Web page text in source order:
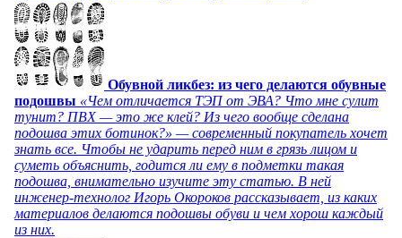
Обувной ликбез: из чего делаются обувные
подошвы «Чем отличается ТЭП от ЭВА? Что мне сулит
тунит? ПВХ — это же клей? Из чего вообще сделана
подошва этих ботинок?» — современный покупатель хочет
знать все. Чтобы не ударить перед ним в грязь лицом и
суметь объяснить, годится ли ему в подметки такая
подошва, внимательно изучите эту статью. В ней
инженер-технолог Игорь Окороков рассказывает, из каких
материалов делаются подошвы обуви и чем хорош каждый
из них.